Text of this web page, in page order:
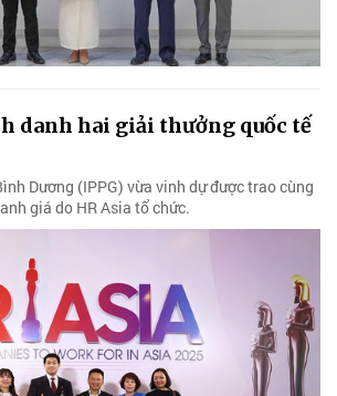
danh hai giải thưởng quốc tế
Dương (IPPG) vừa vinh dự được trao cùng
giá do HR Asia tổ chức.